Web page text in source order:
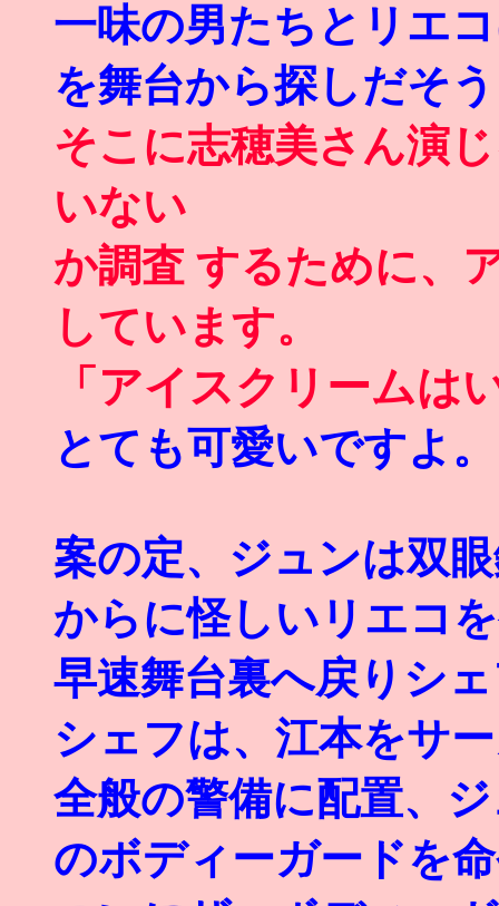
一味の男たちとリエ
を舞台から探しだそ
そこに志穂美さん演
いない
か調査 するために、
しています。
「アイスクリームは
とても可愛いですよ。
案の定、ジュンは双
からに怪しいリエコ
早速舞台裏へ戻りシ
シェフは、江本をサ
全般の警備に配置、
のボディーガードを